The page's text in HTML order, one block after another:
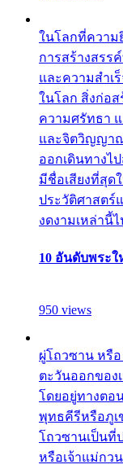
ในโลกที่ความ
การสร้างสรร
และความสำ
ในโลก สิ่งก่อส
ความศรัทธา
และจิตวิญญาณ
ออกเดินทางไ
มีชื่อเสียงที่สุด
ประวัติศาสตร์
งดงามเหล่านี้
10 อันดับพระ
950 views
ผู่โถวซาน หรือ
ตะวันออกของ
โดยอยู่ทางตอ
พุทธคีรีหรือภูเ
โถวซานเป็นที่
หรือเจ้าแม่กว